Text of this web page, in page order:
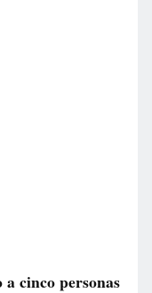
cinco personas